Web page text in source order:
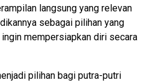
langsung yang relevan
sebagai pilihan yang
mempersiapkan diri secara
pilihan bagi putra-putri